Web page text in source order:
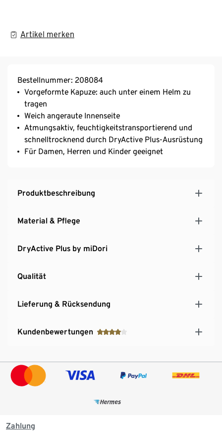
Artikel merken
Bestellnummer: 208084
Vorgeformte Kapuze: auch unter einem Helm zu
tragen
Weich angeraute Innenseite
Atmungsaktiv, feuchtigkeitstransportierend und
schnelltrocknend durch DryActive Plus-Ausrüstung
Für Damen, Herren und Kinder geeignet
Produktbeschreibung
Material & Pflege
DryActive Plus by miDori
Qualität
Lieferung & Rücksendung
Kundenbewertungen
Zahlung